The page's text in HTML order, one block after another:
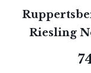
Riesling